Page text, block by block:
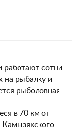
работают сотни
на рыбалку и
рыболовная
в 70 км от
Камызякского